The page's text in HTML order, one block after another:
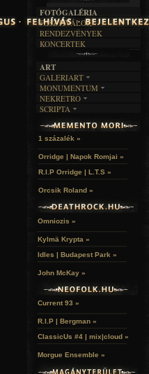
FOTÓGALÉRIA
FESZTIVÁLOK
RENDEZVÉNYEK
KONCERTEK
ART
GALERIART
ARTGALERI
KÉPREGÉNYEK
LAKÁSKULTS
MONUMENTUM
TEMETŐK
TEMPLOMOK
VÁRAK
HELYEK
NEKRETRO
SZUBKULT
FEKETE LYUK
RELIKVIÁK
SCRIPTA
NOVELLÁK
VERSEK
1 százalék »
Orridge | Napok Romjai »
R.I.P Orridge | L.T.S »
Orcsik Roland »
Omniozis »
Kylmä Krypta »
Idles | Budapest Park »
John McKay »
Current 93 »
R.I.P | Bergman »
ClassicUs #4 | mix|cloud »
Morgue Ensemble »